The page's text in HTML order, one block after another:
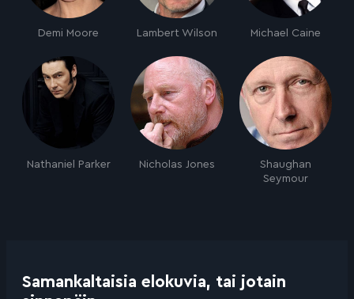
Demi Moore Lambert Wilson Michael Caine
Nathaniel Parker Nicholas Jones
Shaughan
Seymour
Samankaltaisia elokuvia, tai jotain